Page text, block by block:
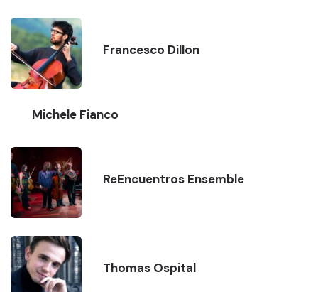
Francesco Dillon
Michele Fianco
ReEncuentros Ensemble
Thomas Ospital